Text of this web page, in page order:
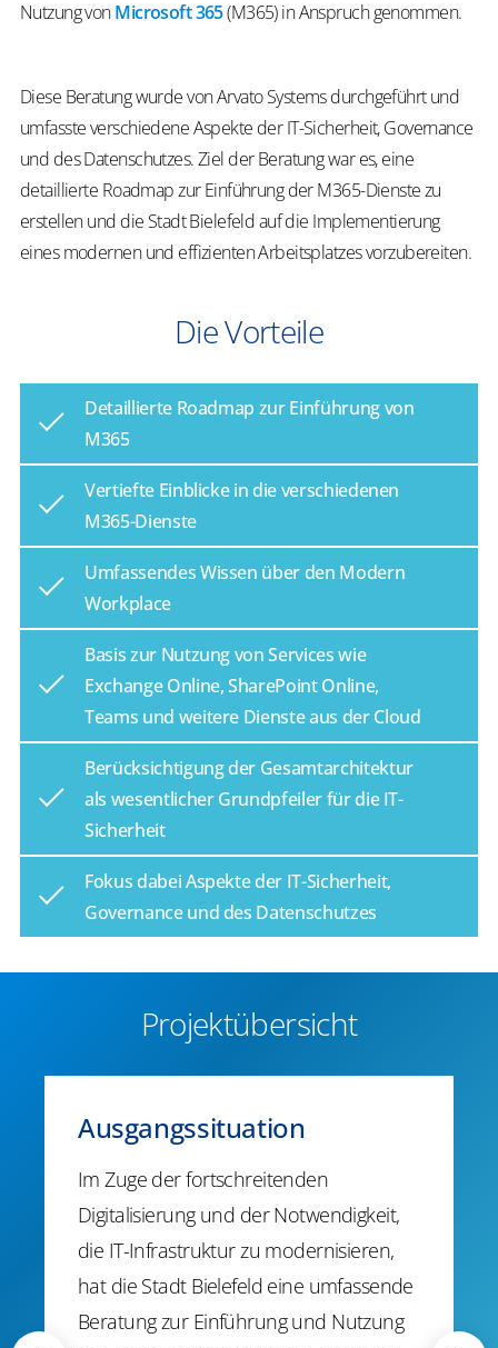
Nutzung vonMicrosoft 365(M365) in Anspruch genommen.
Diese Beratung wurde von Arvato Systems durchgeführt und
umfasste verschiedene Aspekte der IT-Sicherheit, Governance
und des Datenschutzes. Ziel der Beratung war es, eine
detaillierte Roadmap zur Einführung der M365-Dienste zu
erstellen und die Stadt Bielefeld auf die Implementierung
eines modernen und effizienten Arbeitsplatzes vorzubereiten.
Die Vorteile
Detaillierte Roadmap zur Einführung von
M365
Vertiefte Einblicke in die verschiedenen
M365-Dienste
Umfassendes Wissen über den Modern
Workplace
Basis zur Nutzung von Services wie
Exchange Online, SharePoint Online,
Teams und weitere Dienste aus der Cloud
Berücksichtigung der Gesamtarchitektur
als wesentlicher Grundpfeiler für die IT-
Sicherheit
Fokus dabei Aspekte der IT-Sicherheit,
Governance und des Datenschutzes
Projektübersicht
Ausgangssituation
Im Zuge der fortschreitenden
Digitalisierung und der Notwendigkeit,
die IT-Infrastruktur zu modernisieren,
hat die Stadt Bielefeld eine umfassende
Beratung zur Einführung und Nutzung